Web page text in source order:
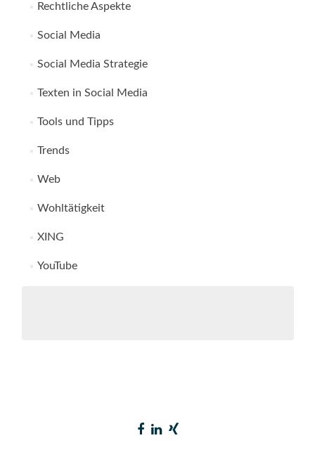
Rechtliche Aspekte
Social Media
Social Media Strategie
Texten in Social Media
Tools und Tipps
Trends
Web
Wohltätigkeit
XING
YouTube